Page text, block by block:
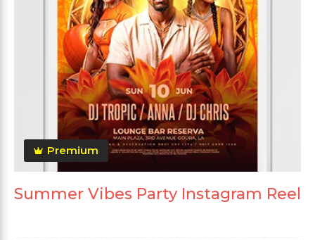
Premium
Summer Vibes Party Instagram Reel